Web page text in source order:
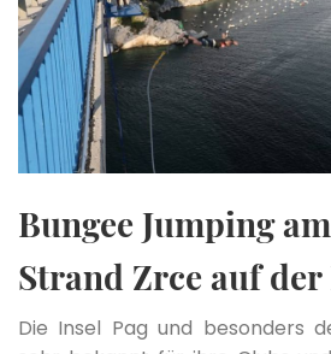
Bungee Jumping
Strand Zrce auf der
Die Insel Pag und besonders